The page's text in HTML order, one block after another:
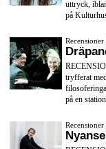
uttryck,
på
tryfferat
på en